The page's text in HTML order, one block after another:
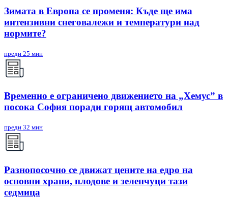
Зимата в Европа се променя: Къде ще има
интензивни снеговалежи и температури над
нормите?
преди 25 мин
Временно е ограничено движението на „Хемус” в
посока София поради горящ автомобил
преди 32 мин
Разнопосочно се движат цените на едро на
основни храни, плодове и зеленчуци тази
седмица